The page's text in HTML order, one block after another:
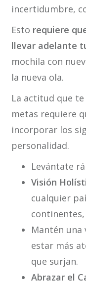
incertidumbre,
Esto requiere
llevar adelante
mochila con
la nueva ola.
La actitud que
metas requiere
incorporar los
personalidad.
Levántate
Visión
cualquier
Mantén una
estar más
que surjan.
Abrazar el